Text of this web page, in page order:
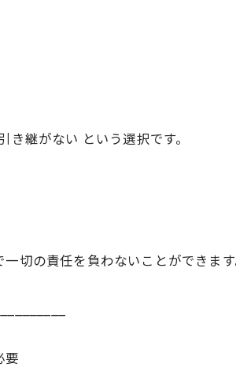
継がない という選択です。
切の責任を負わないことができます
要